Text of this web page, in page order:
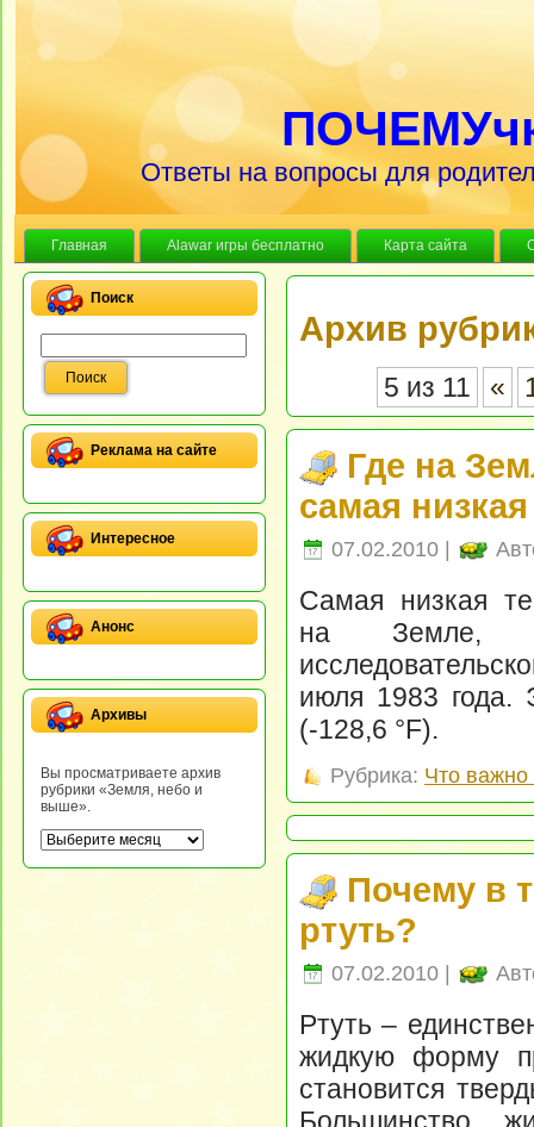
Ответы на вопросы для
Главная Alawar игры бесплатно Карта сайта
Поиск
Реклама на сайте
Интересное
Анонс
Архивы
Вы просматриваете архив
рубрики «Земля, небо и
выше».
Архив
5 из 11 «
Где на
самая
07.02.2010 |
Самая низкая
на Земле,
июля 1983 года.
(-128,6 °F).
Рубрика: Что важно
Почему в
ртуть?
07.02.2010 |
Ртуть –
жидкую форму
становится